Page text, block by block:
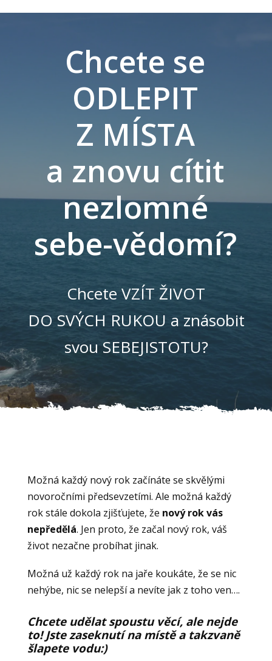
Chcete se
ODLEPIT
Z MÍSTA
a znovu cítit
nezlomné
sebe-vědomí?
Chcete VZÍT ŽIVOT
DO SVÝCH RUKOU a znásobit
svou SEBEJISTOTU?
Možná každý nový rok začínáte se skvělými
novoročními předsevzetími. Ale možná každý
rok stále dokola zjišťujete, že nový rok vás
nepředělá. Jen proto, že začal nový rok, váš
život nezačne probíhat jinak.
Možná už každý rok na jaře koukáte, že se nic
nehýbe, nic se nelepší a nevíte jak z toho ven….
Chcete udělat spoustu věcí, ale nejde
to! Jste zaseknutí na místě a takzvaně
šlapete vodu:)